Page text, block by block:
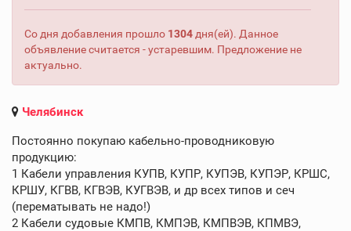
Со дня добавления прошло 1304 дня(ей). Данное
объявление считается - устаревшим. Предложение не
актуально.
Челябинск
Постоянно покупаю кабельно-проводниковую
продукцию:
1 Кабели управления КУПВ, КУПР, КУПЭВ, КУПЭР, КРШС,
КРШУ, КГВВ, КГВЭВ, КУГВЭВ, и др всех типов и сеч
(перематывать не надо!)
2 Кабели судовые КМПВ, КМПЭВ, КМПВЭВ, КПМВЭ,